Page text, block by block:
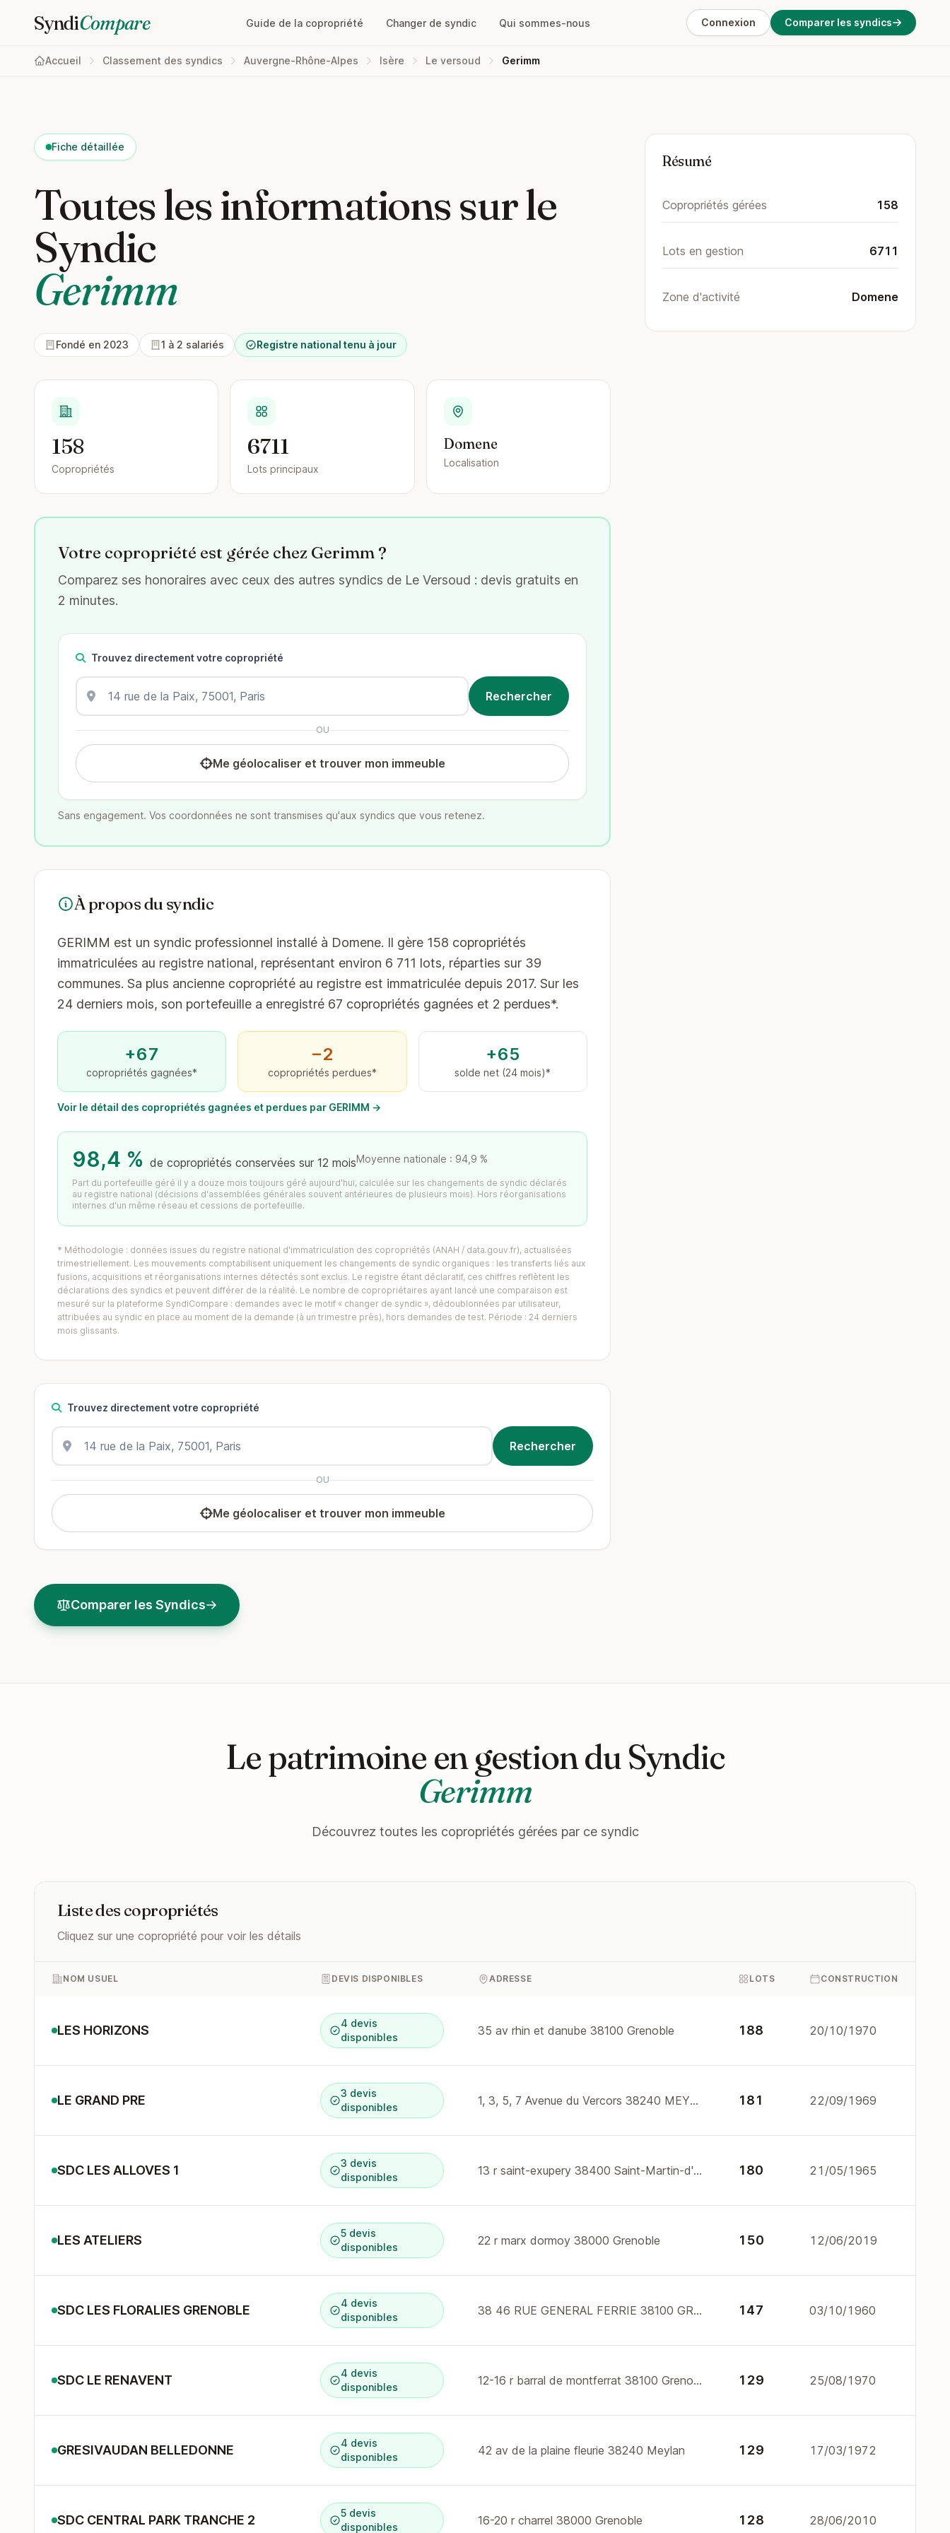
SyndiCompare Guide de la copropriété Changer de syndic Qui sommes-nous Connexion Comparer les syndics
Accueil Classement des syndics Auvergne-Rhône-Alpes Isère Le versoud Gerimm
Fiche détaillée
Toutes les informations sur le
Syndic
Gerimm
Fondé en 2023 1 à 2 salariés Registre national tenu à jour
158
Copropriétés
6711
Lots principaux
Domene
Localisation
Votre copropriété est gérée chez Gerimm ?
Comparez ses honoraires avec ceux des autres syndics de Le Versoud : devis gratuits en
2 minutes.
Trouvez directement votre copropriété
OU
Me géolocaliser et trouver mon immeuble
Sans engagement. Vos coordonnées ne sont transmises qu'aux syndics que vous retenez.
À propos du syndic
GERIMM est un syndic professionnel installé à Domene. Il gère 158 copropriétés
immatriculées au registre national, représentant environ 6 711 lots, réparties sur 39
communes. Sa plus ancienne copropriété au registre est immatriculée depuis 2017. Sur les
24 derniers mois, son portefeuille a enregistré 67 copropriétés gagnées et 2 perdues*.
+67
copropriétés gagnées*
−2
copropriétés perdues*
+65
solde net (24 mois)*
Voir le détail des copropriétés gagnées et perdues par GERIMM →
98,4 % de copropriétés conservées sur 12 moisMoyenne nationale : 94,9 %
Part du portefeuille géré il y a douze mois toujours géré aujourd'hui, calculée sur les changements de syndic déclarés
au registre national (décisions d'assemblées générales souvent antérieures de plusieurs mois). Hors réorganisations
internes d'un même réseau et cessions de portefeuille.
* Méthodologie : données issues du registre national d'immatriculation des copropriétés (ANAH / data.gouv.fr), actualisées
trimestriellement. Les mouvements comptabilisent uniquement les changements de syndic organiques : les transferts liés aux
fusions, acquisitions et réorganisations internes détectés sont exclus. Le registre étant déclaratif, ces chiffres reflètent les
déclarations des syndics et peuvent différer de la réalité. Le nombre de copropriétaires ayant lancé une comparaison est
mesuré sur la plateforme SyndiCompare : demandes avec le motif « changer de syndic », dédoublonnées par utilisateur,
attribuées au syndic en place au moment de la demande (à un trimestre près), hors demandes de test. Période : 24 derniers
mois glissants.
Trouvez directement votre copropriété
OU
Me géolocaliser et trouver mon immeuble
Comparer les Syndics
Résumé
Copropriétés gérées 158
Lots en gestion 6711
Zone d'activité Domene
Le patrimoine en gestion du Syndic
Gerimm
Découvrez toutes les copropriétés gérées par ce syndic
Liste des copropriétés
Cliquez sur une copropriété pour voir les détails
NOM USUEL DEVIS DISPONIBLES ADRESSE LOTS CONSTRUCTION
LES HORIZONS
4 devis
disponibles
35 av rhin et danube 38100 Grenoble 188 20/10/1970
LE GRAND PRE
3 devis
disponibles
1, 3, 5, 7 Avenue du Vercors 38240 MEYLAN 181 22/09/1969
SDC LES ALLOVES 1
3 devis
disponibles
13 r saint-exupery 38400 Saint-Martin-d'Hères 180 21/05/1965
LES ATELIERS
5 devis
disponibles
22 r marx dormoy 38000 Grenoble 150 12/06/2019
SDC LES FLORALIES GRENOBLE
4 devis
disponibles
38 46 RUE GENERAL FERRIE 38100 GRENOBLE 147 03/10/1960
SDC LE RENAVENT
4 devis
disponibles
12-16 r barral de montferrat 38100 Grenoble 129 25/08/1970
GRESIVAUDAN BELLEDONNE
4 devis
disponibles
42 av de la plaine fleurie 38240 Meylan 129 17/03/1972
SDC CENTRAL PARK TRANCHE 2
5 devis
disponibles
16-20 r charrel 38000 Grenoble 128 28/06/2010